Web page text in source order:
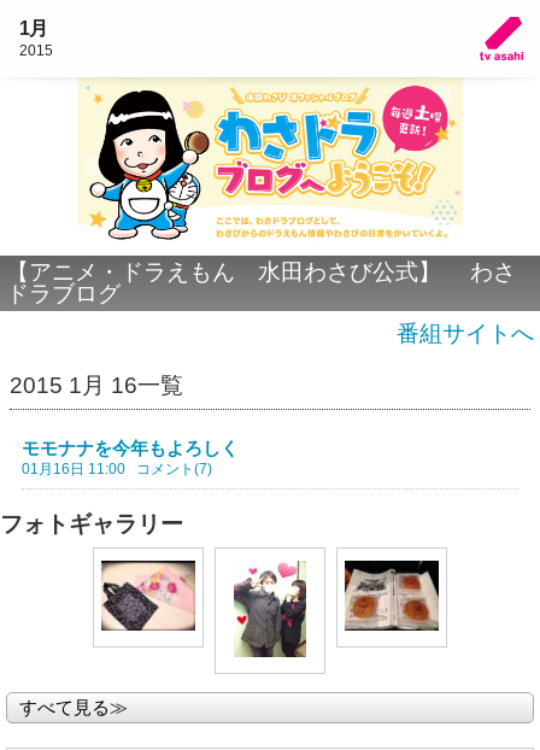
1月
2015
【アニメ・ドラえもん 水田わさび公式】 わさ
ドラブログ
番組サイトへ
2015 1月 16一覧
モモナナを今年もよろしく
01月16日 11:00 コメント(7)
フォトギャラリー
すべて見る≫